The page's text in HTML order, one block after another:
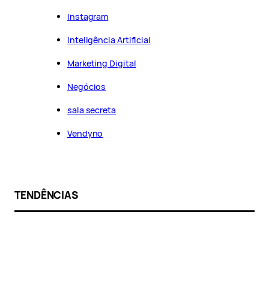
Instagram
Inteligência Artificial
Marketing Digital
Negócios
sala secreta
Vendyno
TENDÊNCIAS